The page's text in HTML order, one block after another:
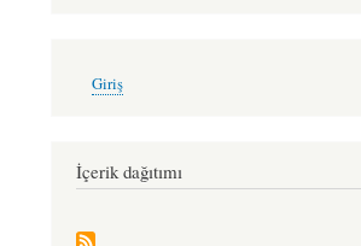
account
Giriş
İçerik dağıtımı